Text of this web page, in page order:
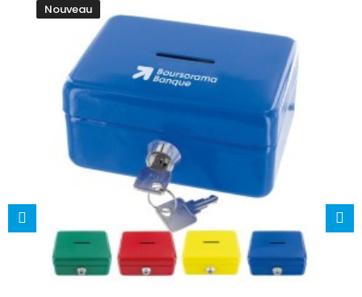
Nouveau